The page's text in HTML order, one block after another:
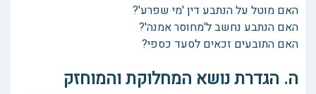
האם מוטל על הנתבע דין 'מי שפרע'?
האם הנתבע נחשב ל'מחוסר אמנה'?
האם התובעים זכאים לסעד כספי?
ה. הגדרת נושא המחלוקת והמוחזק